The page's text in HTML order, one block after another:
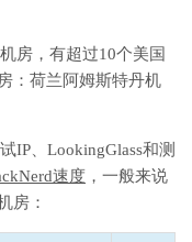
房，有超过10个美国
：荷兰阿姆斯特丹机
IP、LookingGlass和测
速度 ，一般来说
房：